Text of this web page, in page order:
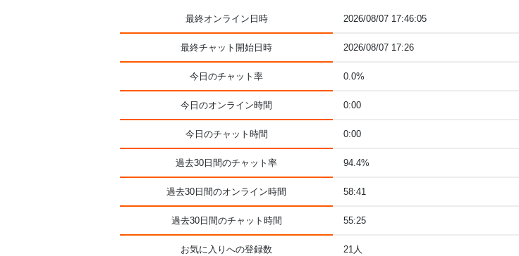
最終オンライン日時 2026/08/07 17:46:05
最終チャット開始日時 2026/08/07 17:26
今日のチャット率 0.0%
今日のオンライン時間 0:00
今日のチャット時間 0:00
過去30日間のチャット率 94.4%
過去30日間のオンライン時間 58:41
過去30日間のチャット時間 55:25
お気に入りへの登録数 21人